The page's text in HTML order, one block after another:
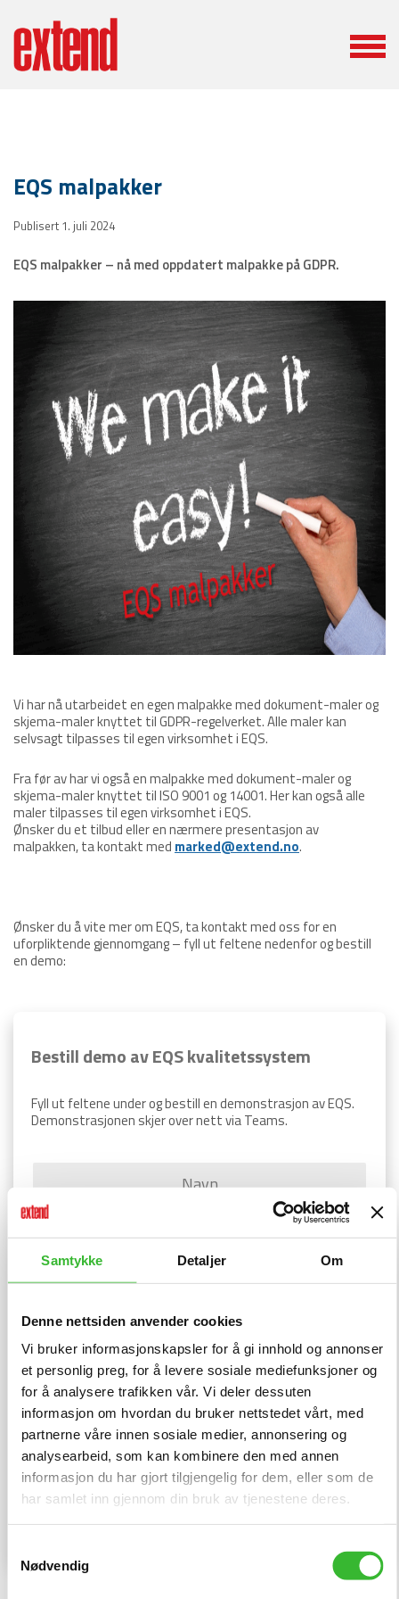
Samtykke Detaljer Om
Denne nettsiden anvender cookies
Vi bruker informasjonskapsler for å gi innhold og annonser
et personlig preg, for å levere sosiale mediefunksjoner og
for å analysere trafikken vår. Vi deler dessuten
informasjon om hvordan du bruker nettstedet vårt, med
partnerne våre innen sosiale medier, annonsering og
analysearbeid, som kan kombinere den med annen
informasjon du har gjort tilgjengelig for dem, eller som de
har samlet inn gjennom din bruk av tjenestene deres.
Nødvendig
EQS malpakker
Publisert 1. juli 2024
EQS malpakker – nå med oppdatert malpakke på GDPR.
Vi har nå utarbeidet en egen malpakke med dokument-maler og
skjema-maler knyttet til GDPR-regelverket. Alle maler kan
selvsagt tilpasses til egen virksomhet i EQS.
Fra før av har vi også en malpakke med dokument-maler og
skjema-maler knyttet til ISO 9001 og 14001. Her kan også alle
maler tilpasses til egen virksomhet i EQS.
Ønsker du et tilbud eller en nærmere presentasjon av
malpakken, ta kontakt med marked@extend.no.
Ønsker du å vite mer om EQS, ta kontakt med oss for en
uforpliktende gjennomgang – fyll ut feltene nedenfor og bestill
en demo:
Bestill demo av EQS kvalitetssystem
Fyll ut feltene under og bestill en demonstrasjon av EQS.
Demonstrasjonen skjer over nett via Teams.
Extends personvernerklæring
Ja, jeg er kjent med Extend sin personvernerklæring og
aksepterer denne